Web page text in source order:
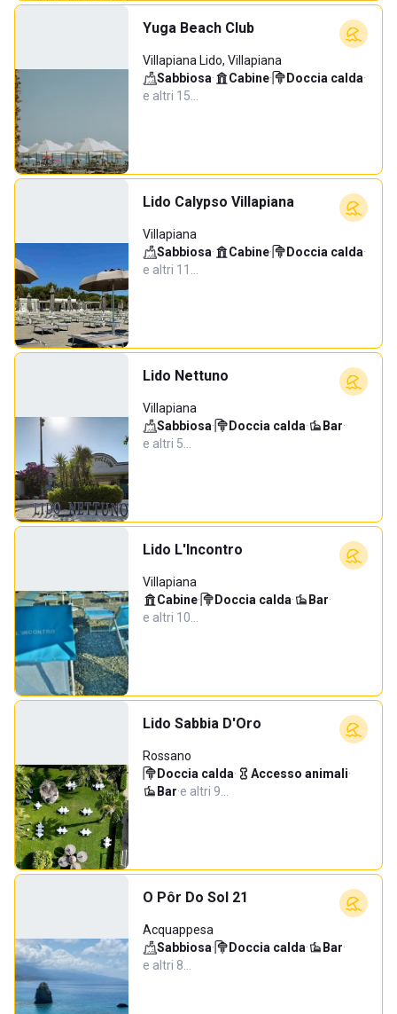
Yuga Beach Club
Villapiana Lido, Villapiana
Sabbiosa· Cabine· Doccia calda·
e altri 15…
Lido Calypso Villapiana
Villapiana
Sabbiosa· Cabine· Doccia calda·
e altri 11…
Lido Nettuno
Villapiana
Sabbiosa· Doccia calda· Bar·
e altri 5…
Lido L'Incontro
Villapiana
Cabine· Doccia calda· Bar·
e altri 10…
Lido Sabbia D'Oro
Rossano
Doccia calda· Accesso animali·
Bar·e altri 9…
O Pôr Do Sol 21
Acquappesa
Sabbiosa· Doccia calda· Bar·
e altri 8…